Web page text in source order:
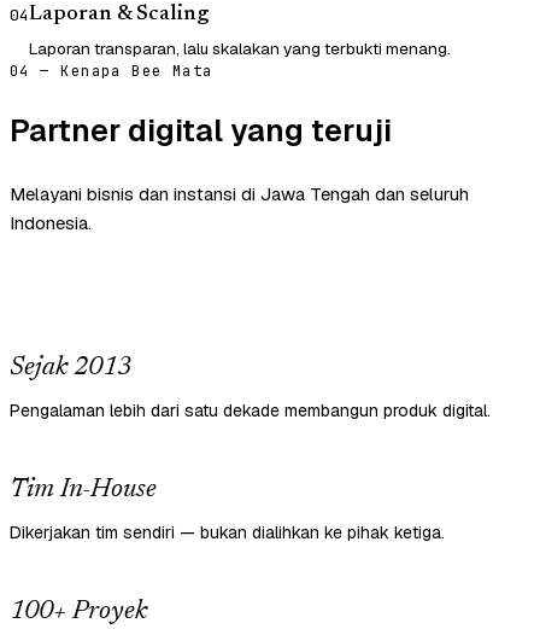
04Laporan & Scaling
Laporan transparan, lalu skalakan yang terbukti menang.
04 — Kenapa Bee Mata
Partner digital yang teruji
Melayani bisnis dan instansi di Jawa Tengah dan seluruh
Indonesia.
Sejak 2013
Pengalaman lebih dari satu dekade membangun produk digital.
Tim In-House
Dikerjakan tim sendiri — bukan dialihkan ke pihak ketiga.
100+ Proyek